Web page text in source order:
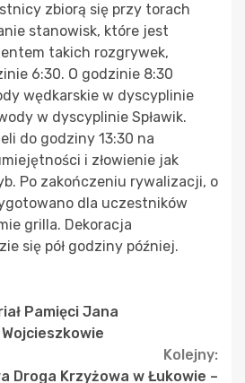
zbiorą się przy torach
stanowisk, które jest
takich rozgrywek,
6:30. O godzinie 8:30
wędkarskie w dyscyplinie
w dyscyplinie Spławik.
do godziny 13:30 na
i złowienie jak
Po zakończeniu rywalizacji, o
dla uczestników
grilla. Dekoracja
się pół godziny później.
Pamięci Jana
Kolejny:
Droga Krzyżowa w Łukowie –